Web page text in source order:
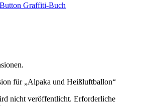
für „Alpaka und Heißluftballon“
nicht veröffentlicht. Erforderliche